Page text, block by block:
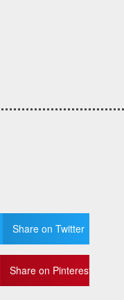
Share on Twitter
Share on Pinterest